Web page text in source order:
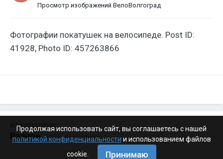
Просмотр изображений ВелоВолгоград
Фотографии покатушек на велосипеде. Post ID:
41928, Photo ID: 457263866
ИЗ КАТЕГОРИИ:
Разное · 4 199 изображений
Продолжая использовать сайт, вы соглашаетесь с нашей
политикой конфиденциальности и использованием файлов
cookie.
Принимаю